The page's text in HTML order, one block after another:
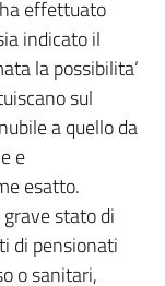
effettuato
indicato il
la possibilita’
sul
a quello da
e
esatto.
stato di
di pensionati
o sanitari,